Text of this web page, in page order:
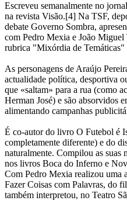
Escreveu semanalmente no
na revista Visão.[4] Na TSF,
debate Governo Sombra,
com Pedro Mexia e João Miguel
rubrica "Mixórdia de Temáticas"
As personagens de Araújo
actualidade política, desportiva
que «saltam» para a rua (como
Herman José) e são absorvidos
alimentando campanhas
É co-autor do livro O Futebol é
completamente diferente) e do
naturalmente. Compilou as suas
nos livros Boca do Inferno e
Com Pedro Mexia realizou uma
Fazer Coisas com Palavras, do
também interpretou, no Teatro